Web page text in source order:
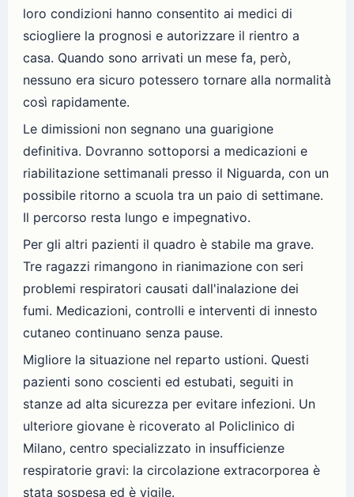
loro condizioni hanno consentito ai medici di
sciogliere la prognosi e autorizzare il rientro a
casa. Quando sono arrivati un mese fa, però,
nessuno era sicuro potessero tornare alla normalità
così rapidamente.
Le dimissioni non segnano una guarigione
definitiva. Dovranno sottoporsi a medicazioni e
riabilitazione settimanali presso il Niguarda, con un
possibile ritorno a scuola tra un paio di settimane.
Il percorso resta lungo e impegnativo.
Per gli altri pazienti il quadro è stabile ma grave.
Tre ragazzi rimangono in rianimazione con seri
problemi respiratori causati dall'inalazione dei
fumi. Medicazioni, controlli e interventi di innesto
cutaneo continuano senza pause.
Migliore la situazione nel reparto ustioni. Questi
pazienti sono coscienti ed estubati, seguiti in
stanze ad alta sicurezza per evitare infezioni. Un
ulteriore giovane è ricoverato al Policlinico di
Milano, centro specializzato in insufficienze
respiratorie gravi: la circolazione extracorporea è
stata sospesa ed è vigile.